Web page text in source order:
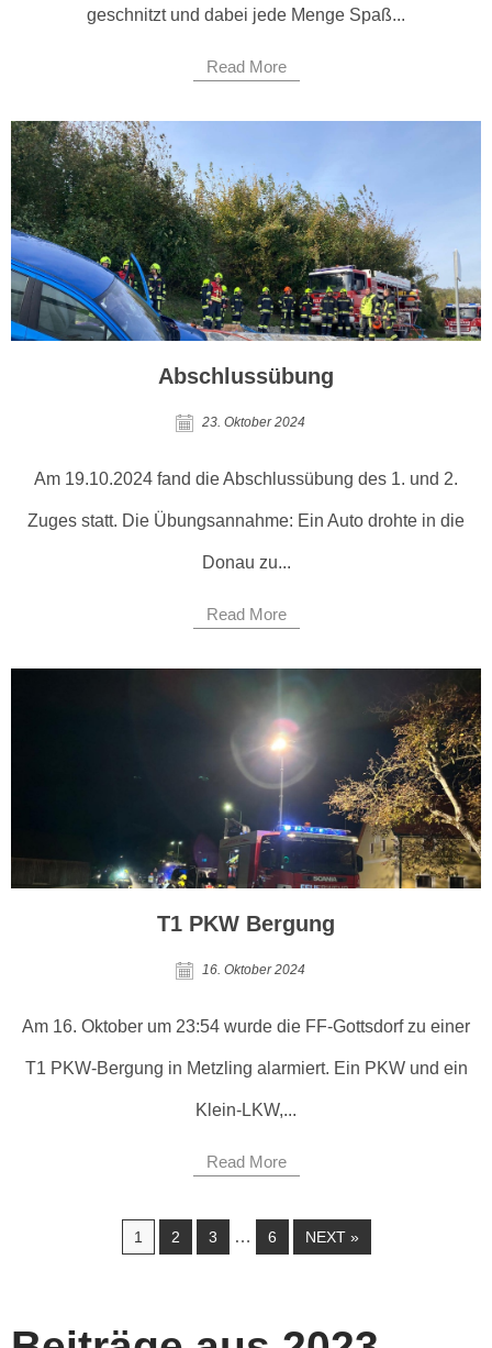
geschnitzt und dabei jede Menge Spaß...
Read More
Abschlussübung
23. Oktober 2024
Am 19.10.2024 fand die Abschlussübung des 1. und 2.
Zuges statt. Die Übungsannahme: Ein Auto drohte in die
Donau zu...
Read More
T1 PKW Bergung
16. Oktober 2024
Am 16. Oktober um 23:54 wurde die FF-Gottsdorf zu einer
T1 PKW-Bergung in Metzling alarmiert. Ein PKW und ein
Klein-LKW,...
Read More
1 2 3 … 6 NEXT »